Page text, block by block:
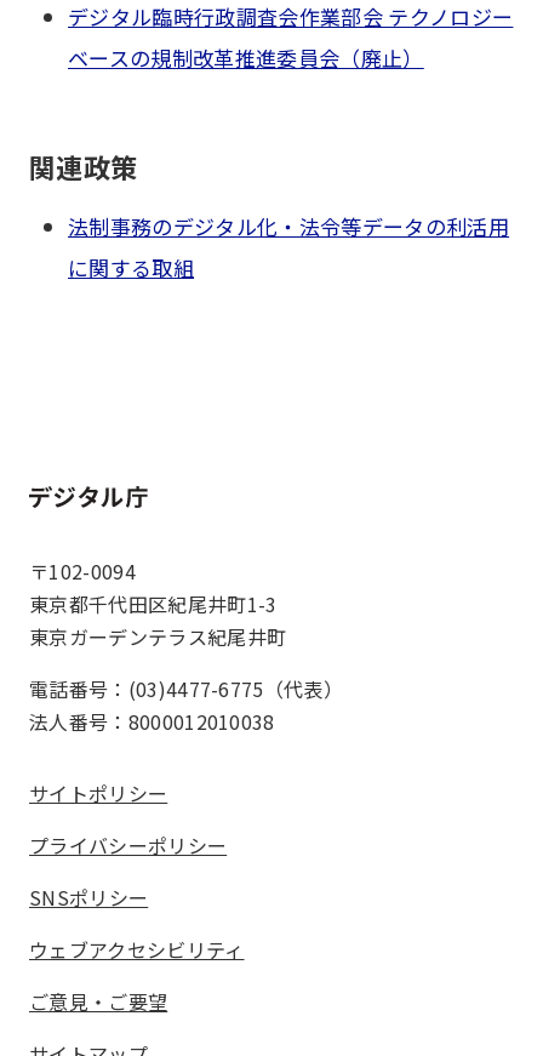
デジタル臨時行政調査会作業部会 テクノロジー
ベースの規制改革推進委員会（廃止）
関連政策
法制事務のデジタル化・法令等データの利活用
に関する取組
ホーム
〒102-0094
東京都千代田区紀尾井町1-3
東京ガーデンテラス紀尾井町
電話番号：(03)4477-6775（代表）
法人番号：8000012010038
サイトポリシー
プライバシーポリシー
SNSポリシー
ウェブアクセシビリティ
ご意見・ご要望